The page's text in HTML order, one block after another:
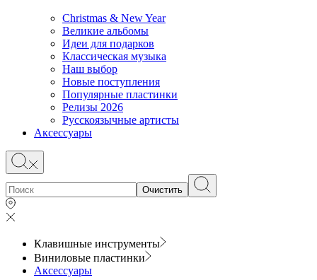
Christmas & New Year
Великие альбомы
Идеи для подарков
Классическая музыка
Наш выбор
Новые поступления
Популярные пластинки
Релизы 2026
Русскоязычные артисты
Аксессуары
Очистить
Клавишные инструменты
Виниловые пластинки
Аксессуары